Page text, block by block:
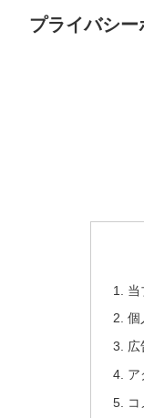
プライバシー
当
個
広
ア